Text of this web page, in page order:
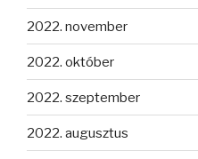
2022. november
2022. október
2022. szeptember
2022. augusztus